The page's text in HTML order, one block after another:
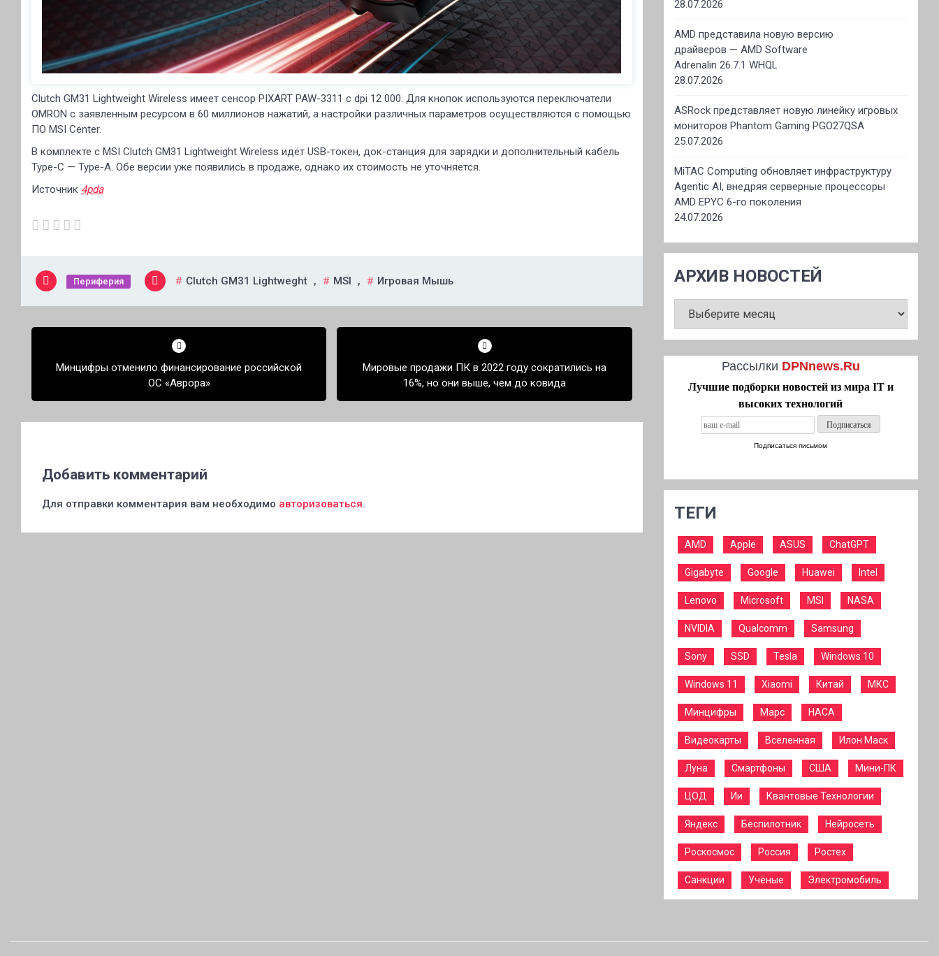
Clutch GM31 Lightweight Wireless имеет сенсор PIXART PAW-3311 с dpi 12 000. Для кнопок используются переключатели
OMRON с заявленным ресурсом в 60 миллионов нажатий, а настройки различных параметров осуществляются с помощью
ПО MSI Center.
В комплекте с MSI Clutch GM31 Lightweight Wireless идёт USB-токен, док-станция для зарядки и дополнительный кабель
Type-C — Type-A. Обе версии уже появились в продаже, однако их стоимость не уточняется.
Источник 4pda
Периферия Clutch GM31 Lightweght , MSI , Игровая Мышь
Навигация
записямМинцифры отменило финансирование российской
ОС «Аврора»
Мировые продажи ПК в 2022 году сократились на
16%, но они выше, чем до ковида
Добавить комментарий
Для отправки комментария вам необходимо авторизоваться.
28.07.2026
AMD представила новую версию
драйверов — AMD Software
Adrenalin 26.7.1 WHQL
28.07.2026
ASRock представляет новую линейку игровых
мониторов Phantom Gaming PGO27QSA
25.07.2026
MiTAC Computing обновляет инфраструктуру
Agentic AI, внедряя серверные процессоры
AMD EPYC 6-го поколения
24.07.2026
АРХИВ НОВОСТЕЙ
НОВОСТЕЙ
Рассылки DPNnews.Ru
Лучшие подборки новостей из мира IT и
высоких технологий
Подписаться письмом
ТЕГИ
AMD Apple ASUS ChatGPT
Gigabyte Google Huawei Intel
Lenovo Microsoft MSI NASA
NVIDIA Qualcomm Samsung
Sony SSD Tesla Windows 10
Windows 11 Xiaomi Китай МКС
Минцифры Марс НАСА
Видеокарты Вселенная Илон Маск
Луна Смартфоны США Мини-ПК
ЦОД Ии Квантовые Технологии
Яндекс Беспилотник Нейросеть
Роскосмос Россия Ростех
Санкции Учёные Электромобиль